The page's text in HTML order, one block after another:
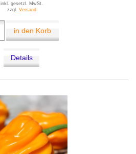
inkl. gesetzl. MwSt.
zzgl. Versand
in den Korb
Details